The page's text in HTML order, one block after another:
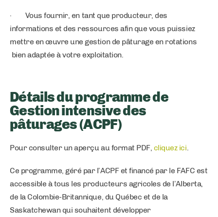
· Vous fournir, en tant que producteur, des
informations et des ressources afin que vous puissiez
mettre en œuvre une gestion de pâturage en rotations
bien adaptée à votre exploitation.
Détails du programme de
Gestion intensive des
pâturages (ACPF)
Pour consulter un aperçu au format PDF, cliquez ici.
Ce programme, géré par l’ACPF et financé par le FAFC est
accessible à tous les producteurs agricoles de l’Alberta,
de la Colombie-Britannique, du Québec et de la
Saskatchewan qui souhaitent développer